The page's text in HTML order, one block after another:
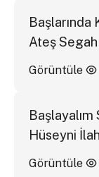
Başlarında
Ateş
Görüntüle
Başlayalım
Hüseyni
Görüntüle